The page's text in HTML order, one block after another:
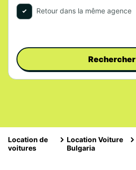
Retour dans la même agence
Rechercher
Location de
voitures
Location Voiture
Bulgaria